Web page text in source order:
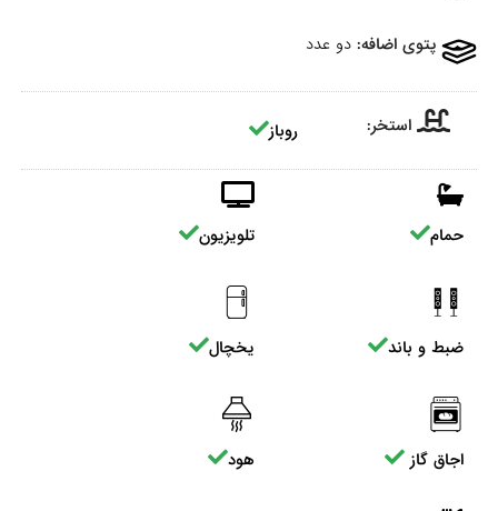
پتوی اضافه: دو عدد
استخر: روباز
حمام تلویزیون
ضبط و باند یخچال
اجاق گاز هود